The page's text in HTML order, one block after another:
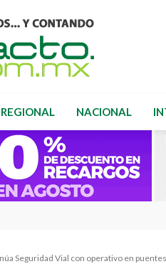
REGIONAL NACIONAL
Seguridad Vial con operativo en